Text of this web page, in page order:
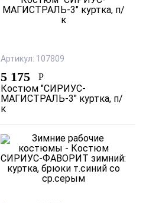
Артикул: 107809
5 175 Р
Костюм "СИРИУС-
МАГИСТРАЛЬ-3" куртка, п/
к